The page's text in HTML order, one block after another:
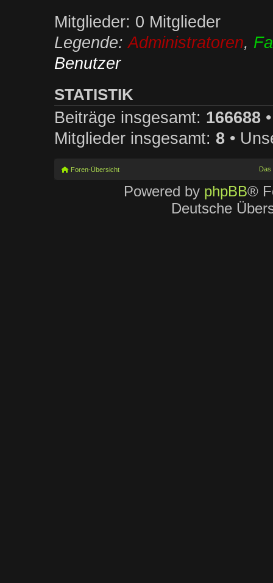
Mitglieder: 0 Mitglieder
Legende:Administratoren,
Benutzer
STATISTIK
Beiträge insgesamt: 166688
Mitglieder insgesamt: 8•
Foren-Übersicht Das
Powered by phpBB®
Deutsche